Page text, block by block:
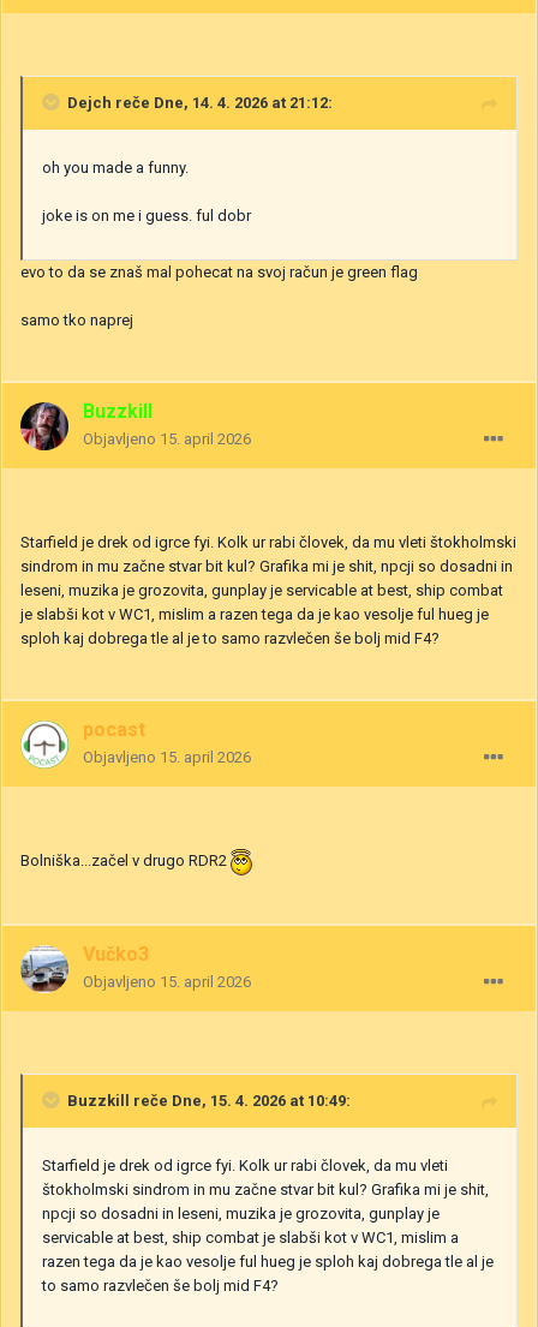
Dejch reče Dne, 14. 4. 2026 at 21:12:
oh you made a funny.
joke is on me i guess. ful dobr
evo to da se znaš mal pohecat na svoj račun je green flag
samo tko naprej
Buzzkill
Objavljeno 15. april 2026
Starfield je drek od igrce fyi. Kolk ur rabi človek, da mu vleti štokholmski
sindrom in mu začne stvar bit kul? Grafika mi je shit, npcji so dosadni in
leseni, muzika je grozovita, gunplay je servicable at best, ship combat
je slabši kot v WC1, mislim a razen tega da je kao vesolje ful hueg je
sploh kaj dobrega tle al je to samo razvlečen še bolj mid F4?
pocast
Objavljeno 15. april 2026
Bolniška...začel v drugo RDR2
Vučko3
Objavljeno 15. april 2026
Buzzkill reče Dne, 15. 4. 2026 at 10:49:
Starfield je drek od igrce fyi. Kolk ur rabi človek, da mu vleti
štokholmski sindrom in mu začne stvar bit kul? Grafika mi je shit,
npcji so dosadni in leseni, muzika je grozovita, gunplay je
servicable at best, ship combat je slabši kot v WC1, mislim a
razen tega da je kao vesolje ful hueg je sploh kaj dobrega tle al je
to samo razvlečen še bolj mid F4?